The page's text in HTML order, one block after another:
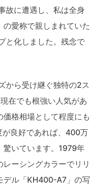
故に遭遇し、私は全身
愛称で親しまれていた
と化しました。残念で
から受け継ぐ独特の2ス
在でも根強い人気があ
格相場として程度にも
良好であれば、400万
驚いています。1979年
ーシングカラーでリリ
デル「KH400-A7」の写